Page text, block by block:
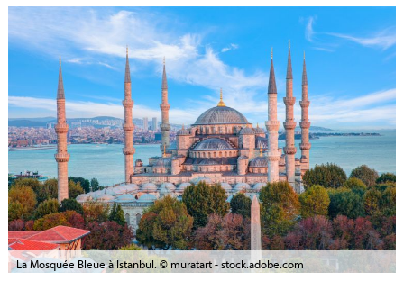
La Mosquée Bleue à Istanbul. © muratart - stock.adobe.com